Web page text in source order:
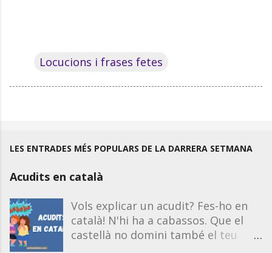
Locucions i frases fetes
LES ENTRADES MÉS POPULARS DE LA DARRERA SETMANA
Acudits en català
Vols explicar un acudit? Fes-ho en
català! N'hi ha a cabassos. Que el
castellà no domini també el teu